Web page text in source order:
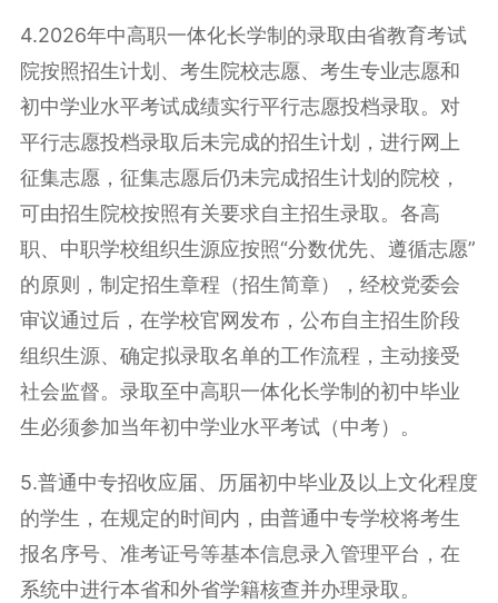
4.2026年中高职一体化长学制的录取由省教育考试
院按照招生计划、考生院校志愿、考生专业志愿和
初中学业水平考试成绩实行平行志愿投档录取。对
平行志愿投档录取后未完成的招生计划，进行网上
征集志愿，征集志愿后仍未完成招生计划的院校，
可由招生院校按照有关要求自主招生录取。各高
职、中职学校组织生源应按照“分数优先、遵循志愿”
的原则，制定招生章程（招生简章），经校党委会
审议通过后，在学校官网发布，公布自主招生阶段
组织生源、确定拟录取名单的工作流程，主动接受
社会监督。录取至中高职一体化长学制的初中毕业
生必须参加当年初中学业水平考试（中考）。
5.普通中专招收应届、历届初中毕业及以上文化程度
的学生，在规定的时间内，由普通中专学校将考生
报名序号、准考证号等基本信息录入管理平台，在
系统中进行本省和外省学籍核查并办理录取。